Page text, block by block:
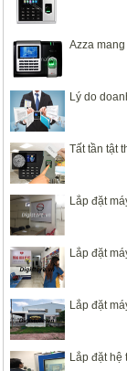
Azza
Lý do
Tất tần tật
Lắp đặt
Lắp đặt
Lắp đặt
Lắp đặt hệ